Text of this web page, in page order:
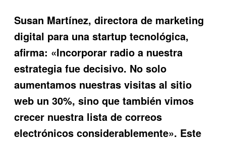
Susan Martínez, directora de marketing
digital para una startup tecnológica,
afirma: «Incorporar radio a nuestra
estrategia fue decisivo. No solo
aumentamos nuestras visitas al sitio
web un 30%, sino que también vimos
crecer nuestra lista de correos
electrónicos considerablemente». Este